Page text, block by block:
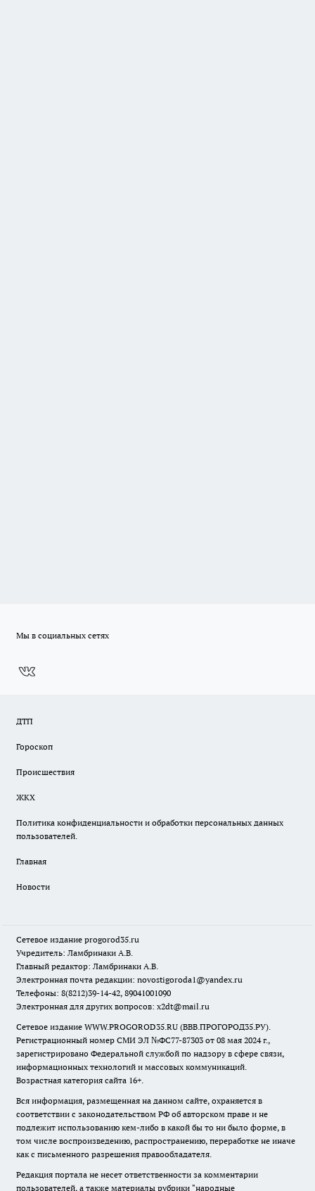
Мы в социальных сетях
ДТП
Гороскоп
Происшествия
ЖКХ
Политика конфиденциальности и обработки персональных данных
пользователей.
Главная
Новости
Сетевое издание progorod35.ru
Учредитель: Ламбринаки А.В.
Главный редактор: Ламбринаки А.В.
Электронная почта редакции: novostigoroda1@yandex.ru
Телефоны: 8(8212)39-14-42, 89041001090
Электронная для других вопросов: x2dt@mail.ru
Сетевое издание WWW.PROGOROD35.RU (ВВВ.ПРОГОРОД35.РУ).
Регистрационный номер СМИ ЭЛ №ФС77-87303 от 08 мая 2024 г.,
зарегистрировано Федеральной службой по надзору в сфере связи,
информационных технологий и массовых коммуникаций.
Возрастная категория сайта 16+.
Вся информация, размещенная на данном сайте, охраняется в
соответствии с законодательством РФ об авторском праве и не
подлежит использованию кем-либо в какой бы то ни было форме, в
том числе воспроизведению, распространению, переработке не иначе
как с письменного разрешения правообладателя.
Редакция портала не несет ответственности за комментарии
пользователей, а также материалы рубрики "народные